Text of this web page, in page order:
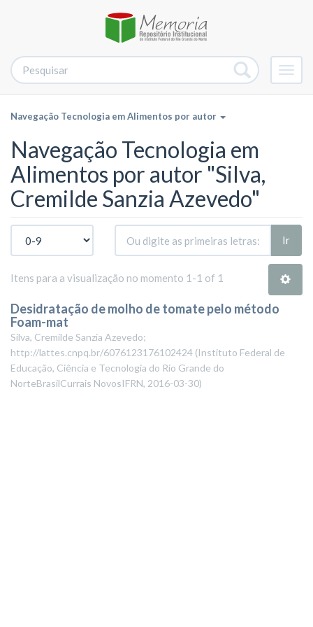
Navegação Tecnologia em Alimentos por autor
Navegação Tecnologia em
Alimentos por autor "Silva,
Cremilde Sanzia Azevedo"
Ir
Itens para a visualização no momento 1-1 of 1
Desidratação de molho de tomate pelo método
Foam-mat
Silva, Cremilde Sanzia Azevedo;
http://lattes.cnpq.br/6076123176102424 (Instituto Federal de
Educação, Ciência e Tecnologia do Rio Grande do
NorteBrasilCurrais NovosIFRN, 2016-03-30)